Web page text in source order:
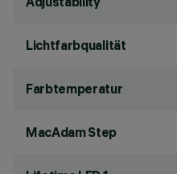
Lichtfarbqualität
Farbtemperatur
MacAdam Step